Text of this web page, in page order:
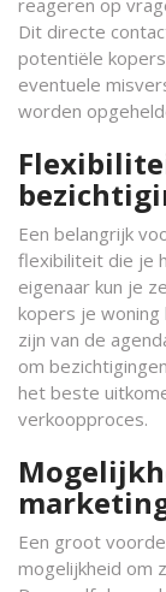
reageren op
Dit directe
potentiële
eventuele
worden
Een belangrijk
flexibiliteit die je
eigenaar kun je
kopers je woning
zijn van de
om
het beste
verkoopproces.
Een groot
mogelijkheid om